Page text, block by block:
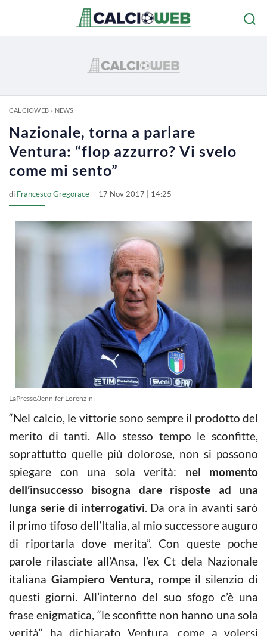
CALCIOWEB» NEWS
Nazionale, torna a parlare
Ventura: “flop azzurro? Vi svelo
come mi sento”
di Francesco Gregorace 17 Nov 2017 | 14:25
LaPresse/Jennifer Lorenzini
“Nel calcio, le vittorie sono sempre il prodotto del
merito di tanti. Allo stesso tempo le sconfitte,
soprattutto quelle più dolorose, non si possono
spiegare con una sola verità: nel momento
dell’insuccesso bisogna dare risposte ad una
lunga serie di interrogativi. Da ora in avanti sarò
il primo tifoso dell’Italia, al mio successore auguro
di riportarla dove merita”. Con queste poche
parole rilasciate all’Ansa, l’ex Ct dela Nazionale
italiana Giampiero Ventura, rompe il silenzio di
questi giorni. All’interno del suo sfogo c’è una
frase enigmatica, “le sconfitte non hanno una sola
verità”, ha dichiarato Ventura, come a volersi